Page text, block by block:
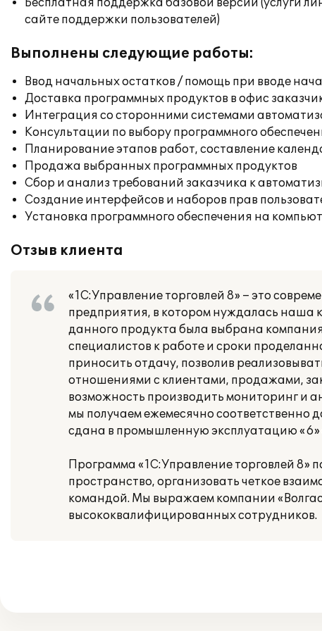
Бесплатная поддержка базовой версии (услуги
сайте поддержки пользователей)
Выполнены следующие работы:
Ввод начальных остатков / помощь при вводе
Доставка программных продуктов в офис
Интеграция со сторонними системами
Консультации по выбору программного
Планирование этапов работ, составление
Продажа выбранных программных продуктов
Сбор и анализ требований заказчика к
Создание интерфейсов и наборов прав
Установка программного обеспечения на
Отзыв клиента
«1С:Управление торговлей 8» – это
предприятия, в котором нуждалась
данного продукта была выбрана
специалистов к работе и сроки
приносить отдачу, позволив
отношениями с клиентами, продажами,
возможность производить мониторинг и
мы получаем ежемесячно соответственно
сдана в промышленную эксплуатацию «6»
Программа «1С:Управление торговлей
пространство, организовать четкое
командой. Мы выражаем компании
высококвалифицированных сотрудников.